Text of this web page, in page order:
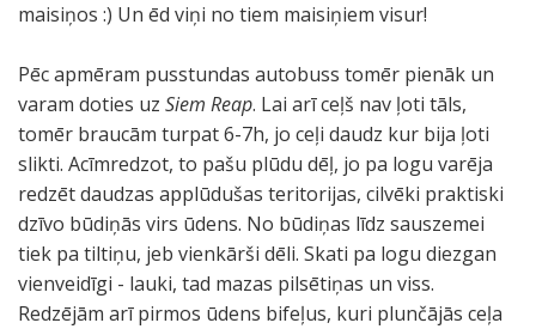
maisiņos :) Un ēd viņi no tiem maisiņiem visur!
Pēc apmēram pusstundas autobuss tomēr pienāk un
varam doties uz Siem Reap. Lai arī ceļš nav ļoti tāls,
tomēr braucām turpat 6-7h, jo ceļi daudz kur bija ļoti
slikti. Acīmredzot, to pašu plūdu dēļ, jo pa logu varēja
redzēt daudzas applūdušas teritorijas, cilvēki praktiski
dzīvo būdiņās virs ūdens. No būdiņas līdz sauszemei
tiek pa tiltiņu, jeb vienkārši dēli. Skati pa logu diezgan
vienveidīgi - lauki, tad mazas pilsētiņas un viss.
Redzējām arī pirmos ūdens bifeļus, kuri plunčājās ceļa